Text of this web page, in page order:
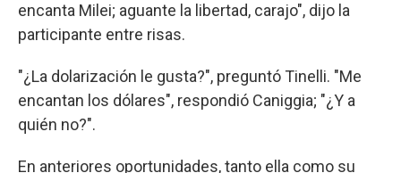
encanta Milei; aguante la libertad, carajo", dijo la
participante entre risas.
"¿La dolarización le gusta?", preguntó Tinelli. "Me
encantan los dólares", respondió Caniggia; "¿Y a
quién no?".
En anteriores oportunidades, tanto ella como su